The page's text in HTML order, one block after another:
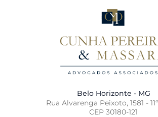
Belo Horizonte - MG
Rua Alvarenga Peixoto, 1581 -
CEP 30180-121